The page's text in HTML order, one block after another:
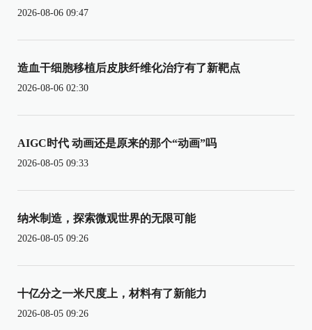
2026-08-06 09:47
造血干细胞移植后皮肤纤维化治疗有了新靶点
2026-08-06 02:30
AIGC时代 动画还是原来的那个“动画”吗
2026-08-05 09:33
纳米制造，探索微观世界的无限可能
2026-08-05 09:26
十亿分之一米尺度上，材料有了新能力
2026-08-05 09:26